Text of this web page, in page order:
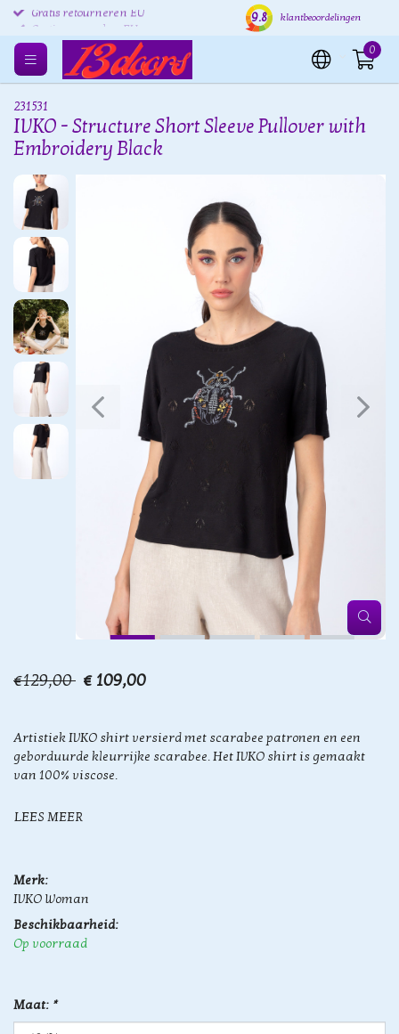
Gratis retourneren EU Verzending binnen 24 uur
9.8 klantbeoordelingen
0
231531
IVKO - Structure Short Sleeve Pullover with
Embroidery Black
€129,00 € 109,00
Artistiek IVKO shirt versierd met scarabee patronen en een
geborduurde kleurrijke scarabee. Het IVKO shirt is gemaakt
van 100% viscose.
LEES MEER
Merk:
IVKO Woman
Beschikbaarheid:
Op voorraad
Maat: *